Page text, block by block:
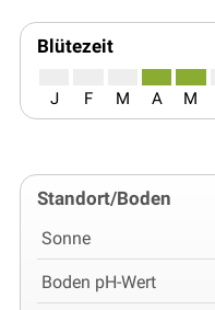
Blütezeit
J F M A M
Standort/Boden
Sonne
Boden pH-Wert